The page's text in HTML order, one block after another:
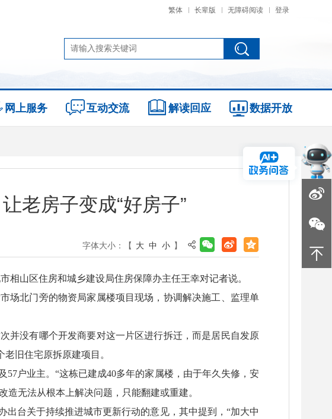
繁体 长辈版 无障碍阅读 登录
网上服务 互动交流 解读回应 数据开放
老房子变成“好房子”
字体大小：【 大 中 小 】
相山区住房和城乡建设局住房保障办主任王幸对记者说。
场北门旁的物资局家属楼项目现场，协调解决施工、监理单
并没有哪个开发商要对这一片区进行拆迁，而是居民自发原
旧住宅原拆原建项目。
户业主。“这栋已建成40多年的家属楼，由于年久失修，安
无法从根本上解决问题，只能翻建或重建。
台关于持续推进城市更新行动的意见，其中提到，“加大中